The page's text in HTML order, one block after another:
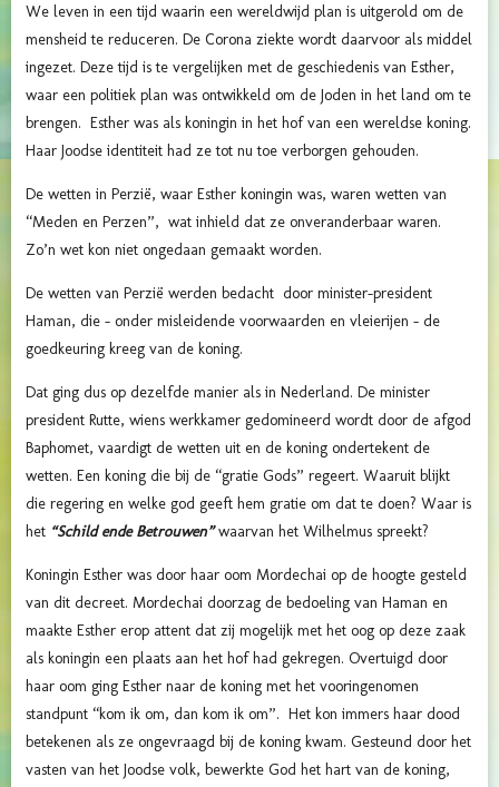
We leven in een tijd waarin een wereldwijd plan is uitgerold om de
mensheid te reduceren. De Corona ziekte wordt daarvoor als middel
ingezet. Deze tijd is te vergelijken met de geschiedenis van Esther,
waar een politiek plan was ontwikkeld om de Joden in het land om te
brengen. Esther was als koningin in het hof van een wereldse koning.
Haar Joodse identiteit had ze tot nu toe verborgen gehouden.
De wetten in Perzië, waar Esther koningin was, waren wetten van
“Meden en Perzen”, wat inhield dat ze onveranderbaar waren.
Zo’n wet kon niet ongedaan gemaakt worden.
De wetten van Perzië werden bedacht door minister-president
Haman, die – onder misleidende voorwaarden en vleierijen – de
goedkeuring kreeg van de koning.
Dat ging dus op dezelfde manier als in Nederland. De minister
president Rutte, wiens werkkamer gedomineerd wordt door de afgod
Baphomet, vaardigt de wetten uit en de koning ondertekent de
wetten. Een koning die bij de “gratie Gods” regeert. Waaruit blijkt
die regering en welke god geeft hem gratie om dat te doen? Waar is
het “Schild ende Betrouwen”waarvan het Wilhelmus spreekt?
Koningin Esther was door haar oom Mordechai op de hoogte gesteld
van dit decreet. Mordechai doorzag de bedoeling van Haman en
maakte Esther erop attent dat zij mogelijk met het oog op deze zaak
als koningin een plaats aan het hof had gekregen. Overtuigd door
haar oom ging Esther naar de koning met het vooringenomen
standpunt “kom ik om, dan kom ik om”. Het kon immers haar dood
betekenen als ze ongevraagd bij de koning kwam. Gesteund door het
vasten van het Joodse volk, bewerkte God het hart van de koning,